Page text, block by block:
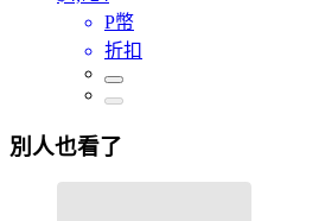
P幣
折扣
別人也看了